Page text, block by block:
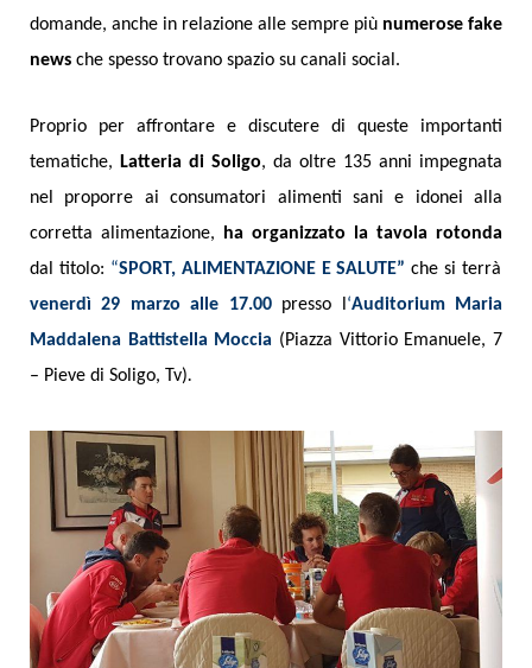
domande, anche in relazione alle sempre più numerose fake
news che spesso trovano spazio su canali social.
Proprio per affrontare e discutere di queste importanti
tematiche,
Latteria di Soligo, da oltre 135 anni impegnata
nel proporre ai consumatori alimenti sani e idonei alla
corretta alimentazione,
ha organizzato la tavola rotonda
dal titolo: “SPORT, ALIMENTAZIONE E SALUTE” che si terrà
venerdì 29 marzo alle 17.00 presso l ‘Auditorium Maria
Maddalena Battistella Moccia (Piazza Vittorio Emanuele, 7
– Pieve di Soligo, Tv).